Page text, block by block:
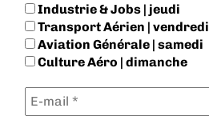
Industrie & Jobs | jeudi
Transport Aérien | vendredi
Aviation Générale | samedi
Culture Aéro | dimanche